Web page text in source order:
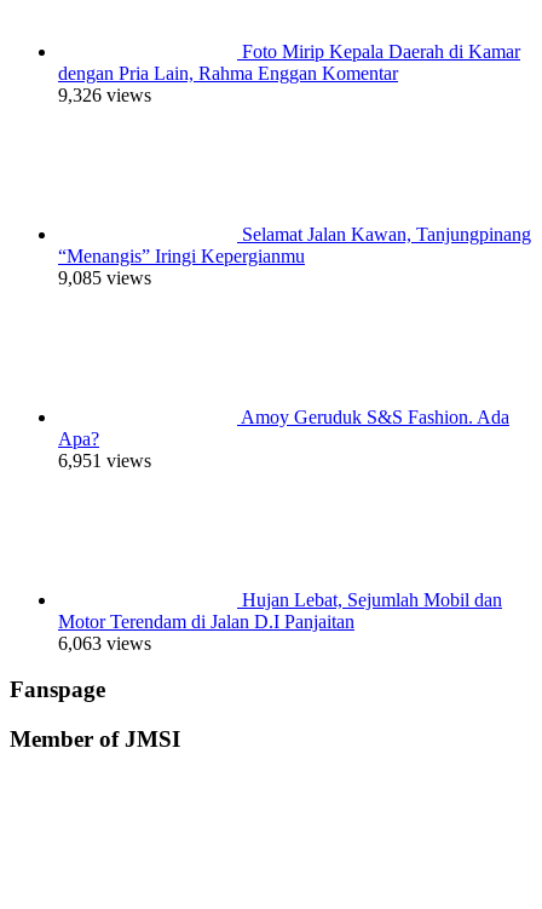
Foto Mirip Kepala Daerah di Kamar
dengan Pria Lain, Rahma Enggan Komentar
9,326 views
Selamat Jalan Kawan, Tanjungpinang
“Menangis” Iringi Kepergianmu
9,085 views
Amoy Geruduk S&S Fashion. Ada
Apa?
6,951 views
Hujan Lebat, Sejumlah Mobil dan
Motor Terendam di Jalan D.I Panjaitan
6,063 views
Fanspage
Member of JMSI